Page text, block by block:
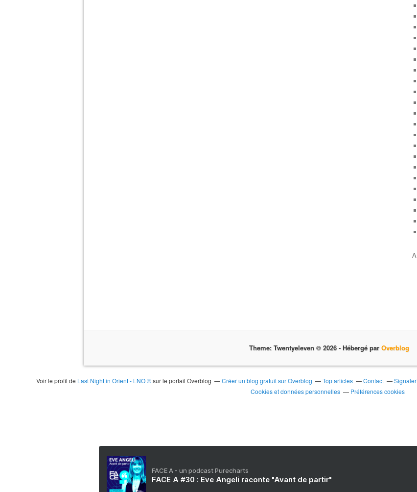
Theme: Twentyeleven © 2026 - Hébergé par Overblog
Voir le profil de Last Night in Orient - LNO ©sur le portail Overblog Créer un blog gratuit sur Overblog Top articles Contact
Cookies et données personnelles
Préférences cookies
FACE A - un podcast Purecharts
FACE A #30 : Eve Angeli raconte "Avant de partir"